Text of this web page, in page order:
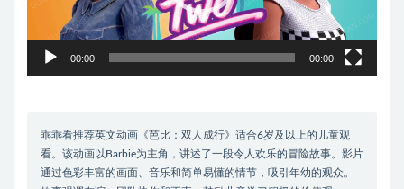
00:00 00:00
乖乖看推荐英文动画《芭比：双人成行》适合6岁及以上的儿童观
看。该动画以Barbie为主角，讲述了一段令人欢乐的冒险故事。影片
通过色彩丰富的画面、音乐和简单易懂的情节，吸引年幼的观众。